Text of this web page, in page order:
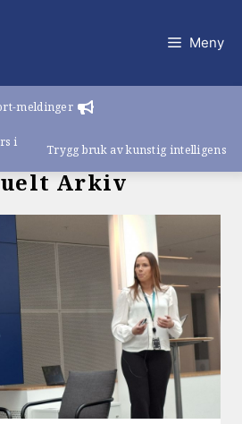
Meny
meldinger
i
Trygg bruk av kunstig intelligens
Arkiv